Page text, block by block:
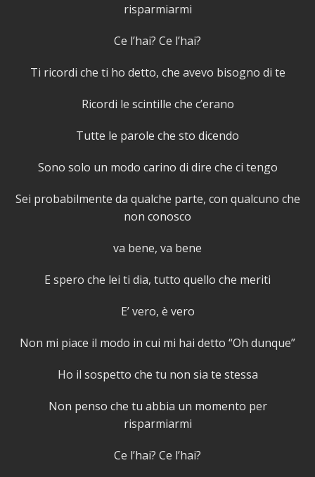
risparmiarmi
Ce l’hai? Ce l’hai?
Ti ricordi che ti ho detto, che avevo bisogno di te
Ricordi le scintille che c’erano
Tutte le parole che sto dicendo
Sono solo un modo carino di dire che ci tengo
Sei probabilmente da qualche parte, con qualcuno che
non conosco
va bene, va bene
E spero che lei ti dia, tutto quello che meriti
E’ vero, è vero
Non mi piace il modo in cui mi hai detto “Oh dunque”
Ho il sospetto che tu non sia te stessa
Non penso che tu abbia un momento per
risparmiarmi
Ce l’hai? Ce l’hai?